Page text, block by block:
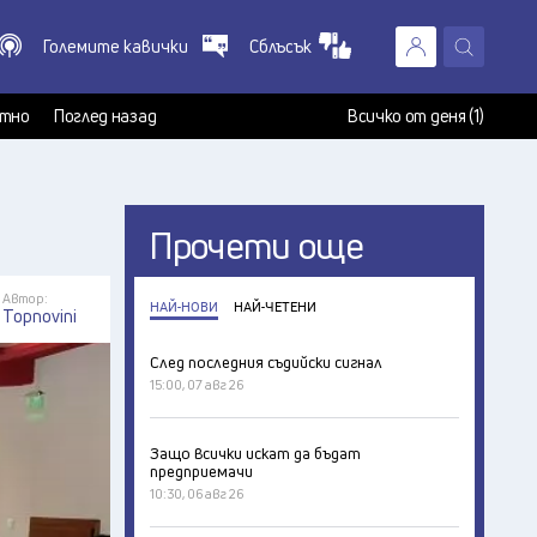
X
Големите кавички Сблъсък
Поглед назад Всичко от деня (1)
Автор:
Topnovini
Прочети още
НАЙ-НОВИ НАЙ-ЧЕТЕНИ
След последния съдийски сигнал
15:00, 07 авг 26
Защо всички искат да бъдат
предприемачи
10:30, 06 авг 26